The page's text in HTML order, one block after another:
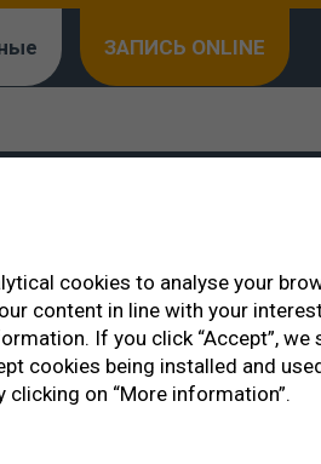
ЗАПИСЬ ONLINE
рядом с
cookies to analyse your
content in line with your
If you click “Accept”, we
cookies being installed and
on “More information”.